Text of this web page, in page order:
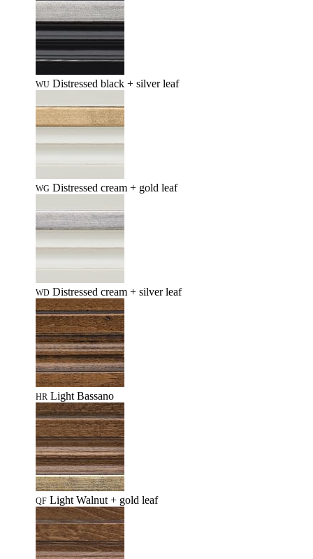
WU Distressed black + silver leaf
WG Distressed cream + gold leaf
WD Distressed cream + silver leaf
HR Light Bassano
QF Light Walnut + gold leaf